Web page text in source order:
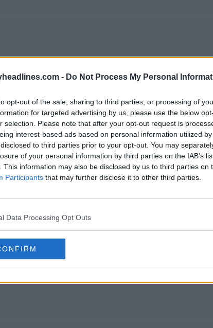
- Do Not Process My Personal
opt-out of the sale, sharing to third parties, or processing of
for targeted advertising by us, please use the below
selection. Please note that after your opt-out request is
interest-based ads based on personal information utilized
to third parties prior to your opt-out. You may
of your personal information by third parties on the IAB’s
This information may also be disclosed by us to third parties on
Participants that may further disclose it to other third parties.
Data Processing Opt Outs